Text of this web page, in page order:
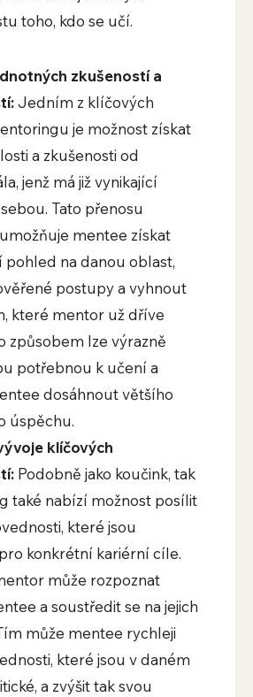
toho, kdo se učí.
zkušeností a
Jedním z klíčových
je možnost získat
a zkušenosti od
jenž má již vynikající
Tato přenosu
mentee získat
pohled na danou oblast,
postupy a vyhnout
které mentor už dříve
způsobem lze výrazně
potřebnou k učení a
dosáhnout většího
úspěchu.
klíčových
Podobně jako koučink, tak
také nabízí možnost posílit
které jsou
konkrétní kariérní cíle.
může rozpoznat
a soustředit se na jejich
může mentee rychleji
které jsou v daném
a zvýšit tak svou